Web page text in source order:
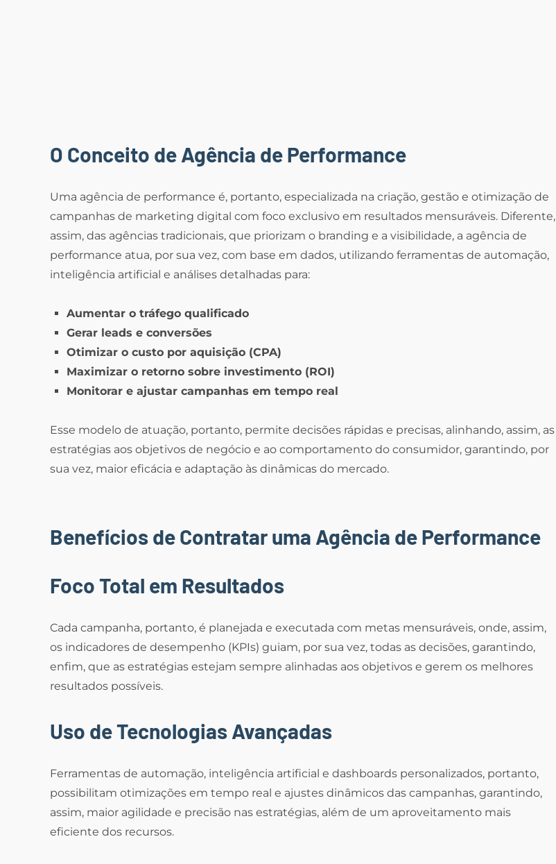
O Conceito de Agência de Performance
Uma agência de performance é, portanto, especializada na criação, gestão e otimização de
campanhas de marketing digital com foco exclusivo em resultados mensuráveis. Diferente,
assim, das agências tradicionais, que priorizam o branding e a visibilidade, a agência de
performance atua, por sua vez, com base em dados, utilizando ferramentas de automação,
inteligência artificial e análises detalhadas para:
Aumentar o tráfego qualificado
Gerar leads e conversões
Otimizar o custo por aquisição (CPA)
Maximizar o retorno sobre investimento (ROI)
Monitorar e ajustar campanhas em tempo real
Esse modelo de atuação, portanto, permite decisões rápidas e precisas, alinhando, assim, as
estratégias aos objetivos de negócio e ao comportamento do consumidor, garantindo, por
sua vez, maior eficácia e adaptação às dinâmicas do mercado.
Benefícios de Contratar uma Agência de Performance
Foco Total em Resultados
Cada campanha, portanto, é planejada e executada com metas mensuráveis, onde, assim,
os indicadores de desempenho (KPIs) guiam, por sua vez, todas as decisões, garantindo,
enfim, que as estratégias estejam sempre alinhadas aos objetivos e gerem os melhores
resultados possíveis.
Uso de Tecnologias Avançadas
Ferramentas de automação, inteligência artificial e dashboards personalizados, portanto,
possibilitam otimizações em tempo real e ajustes dinâmicos das campanhas, garantindo,
assim, maior agilidade e precisão nas estratégias, além de um aproveitamento mais
eficiente dos recursos.